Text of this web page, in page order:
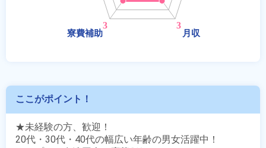
ここがポイント！
★未経験の方、歓迎！
20代・30代・40代の幅広い年齢の男女活躍中！